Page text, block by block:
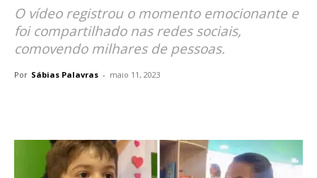
O vídeo registrou o momento emocionante e
foi compartilhado nas redes sociais,
comovendo milhares de pessoas.
Por Sábias Palavras - maio 11, 2023